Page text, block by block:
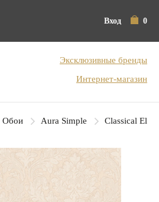
Вход 0
Эксклюзивные бренды
Интернет-магазин
Обои Aura Simple Classical